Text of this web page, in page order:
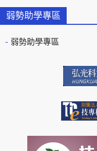
弱勢助學專區
弱勢助學專區